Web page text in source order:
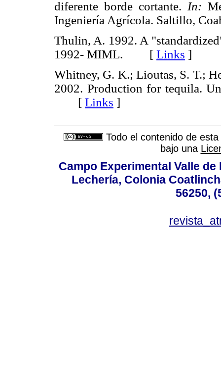
diferente borde cortante. In:
Ingeniería Agrícola. Saltillo,
Thulin, A. 1992. A
1992- MIML. [ Links ]
Whitney, G. K.; Lioutas, S. T.;
2002. Production for tequila.
[ Links ]
Todo el contenido de
bajo una
Campo Experimental Valle
Lechería, Colonia
56250,